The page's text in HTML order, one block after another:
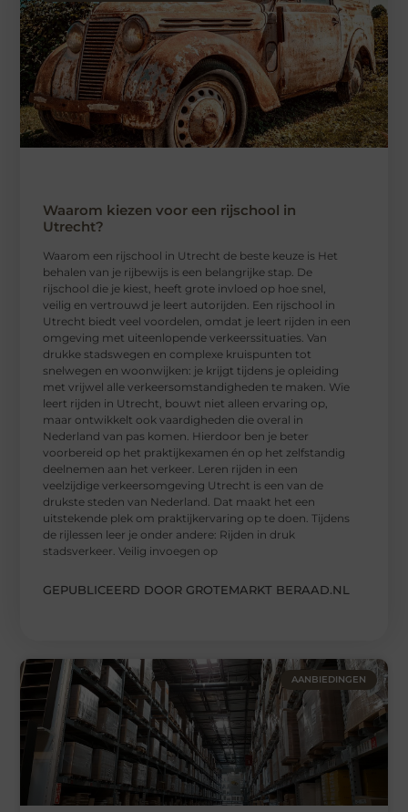
Waarom kiezen voor een rijschool in
Utrecht?
Waarom een ​​rijschool in Utrecht de beste keuze is Het
behalen van je rijbewijs is een belangrijke stap. De
rijschool die je kiest, heeft grote invloed op hoe snel,
veilig en vertrouwd je leert autorijden. Een rijschool in
Utrecht biedt veel voordelen, omdat je leert rijden in een
omgeving met uiteenlopende verkeerssituaties. Van
drukke stadswegen en complexe kruispunten tot
snelwegen en woonwijken: je krijgt tijdens je opleiding
met vrijwel alle verkeersomstandigheden te maken. Wie
leert rijden in Utrecht, bouwt niet alleen ervaring op,
maar ontwikkelt ook vaardigheden die overal in
Nederland van pas komen. Hierdoor ben je beter
voorbereid op het praktijkexamen én op het zelfstandig
deelnemen aan het verkeer. Leren rijden in een
veelzijdige verkeersomgeving Utrecht is een van de
drukste steden van Nederland. Dat maakt het een
uitstekende plek om praktijkervaring op te doen. Tijdens
de rijlessen leer je onder andere: Rijden in druk
stadsverkeer. Veilig invoegen op
GEPUBLICEERD DOOR GROTEMARKT BERAAD.NL
AANBIEDINGEN